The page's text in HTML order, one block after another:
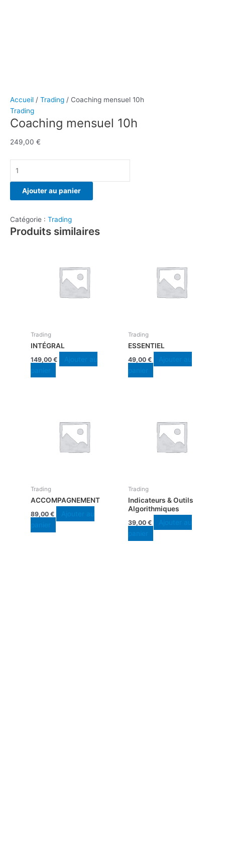
Accueil / Trading / Coaching mensuel 10h
Trading
Coaching mensuel 10h
249,00 €
Ajouter au panier
Catégorie : Trading
Produits similaires
Trading
INTÉGRAL
149,00€
Trading
ESSENTIEL
49,00 €
Trading
ACCOMPAGNEMENT
89,00€
Trading
Indicateurs & Outils
Algorithmiques
39,00 €